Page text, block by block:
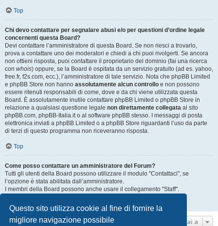
Questo sito utilizza cookie al fine di fornire la
migliore navigazione possibile
Top
Chi devo contattare per segnalare abusi e/o per questioni d’ordine legale
concernenti questa Board?
Devi contattare l’amministratore di questa Board. Se non riesci a trovarlo,
prova a contattare uno dei moderatori e chiedi a chi puoi rivolgerti. Se ancora
non ottieni risposta, puoi contattare il proprietario del dominio (fai una ricerca
con whois) oppure, se la Board è ospitata da un servizio gratuito (ad es. yahoo,
free.fr, f2s.com, ecc.), l’amministratore di tale servizio. Nota che phpBB Limited
e phpBB Store non hanno assolutamente alcun controllo e non possono
essere ritenuti responsabili di come, dove e da chi viene utilizzata questa
Board. È assolutamente inutile contattare phpBB Limited o phpBB Store in
relazione a qualsiasi questione legale non direttamente collegata al sito
phpBB.com, phpBB-Italia.it o al software phpBB stesso. I messaggi di posta
elettronica inviati a phpBB Limited o a phpBB Store riguardanti l’uso da parte
di terzi di questo programma non riceveranno risposta.
Top
Come posso contattare un amministratore del Forum?
Tutti gli utenti della Board possono utilizzare il modulo "Contattaci", se
l’opzione è stata abilitata dall’amministratore.
I membri della Board possono anche usare il collegamento "Staff".
Top
Vai a